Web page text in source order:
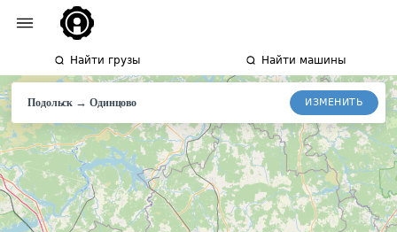
Найти грузы Найти машины
Подольск → Одинцово ИЗМЕНИТЬ